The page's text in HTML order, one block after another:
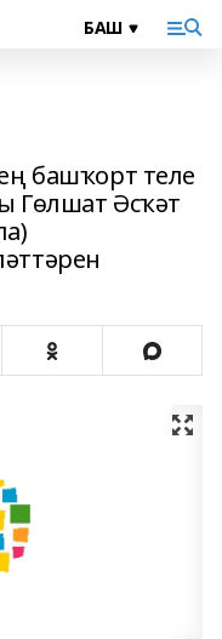
башҡорт теле
Гөлшат Әсҡәт